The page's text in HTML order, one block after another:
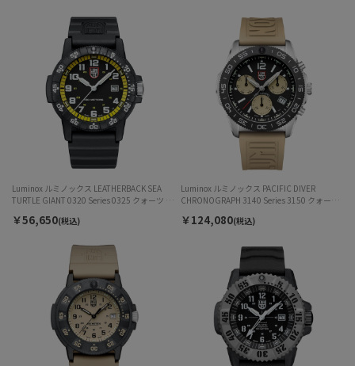
Luminox ルミノックス LEATHERBACK SEA
TURTLE GIANT 0320 Series 0325 クォーツ メ
￥56,650(税込)
Luminox ルミノックス PACIFIC DIVER
CHRONOGRAPH 3140 Series 3150 クォーツ
￥124,080(税込)